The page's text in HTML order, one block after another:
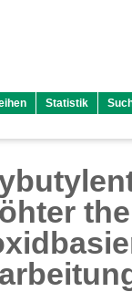
Statistik